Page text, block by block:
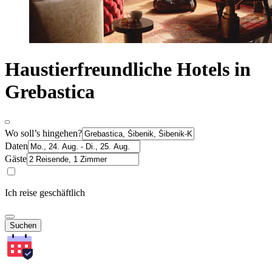
Haustierfreundliche Hotels in
Grebastica
Wo soll’s hingehen?
Daten
Gäste
Ich reise geschäftlich
Suchen